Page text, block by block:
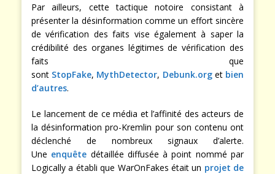
Par ailleurs, cette tactique notoire consistant à
présenter la désinformation comme un effort sincère
de vérification des faits vise également à saper la
crédibilité des organes légitimes de vérification des
faits que
sont StopFake, MythDetector, Debunk.orget bien
d’autres.
Le lancement de ce média et l’affinité des acteurs de
la désinformation pro-Kremlin pour son contenu ont
déclenché de nombreux signaux d’alerte.
Une enquête détaillée diffusée à point nommé par
Logically a établi que WarOnFakes était un projet de